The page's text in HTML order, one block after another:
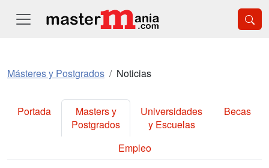
Másteres y Postgrados Noticias
Portada
Masters y
Postgrados
Universidades
y Escuelas
Becas
Empleo